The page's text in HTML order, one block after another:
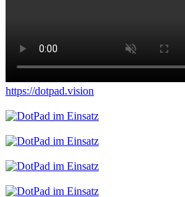
https://dotpad.vision